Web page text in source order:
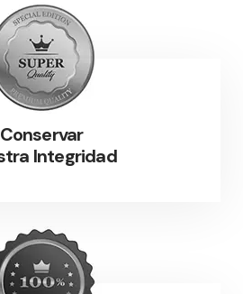
Conservar
Integridad